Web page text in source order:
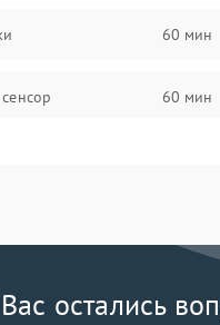
60 мин
60 мин
остались